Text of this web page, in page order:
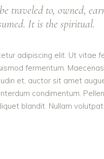
traveled to, owned,
It is the spiritual.
adipiscing elit. Ut vitae
fermentum.
et, auctor sit amet
condimentum.
blandit. Nullam